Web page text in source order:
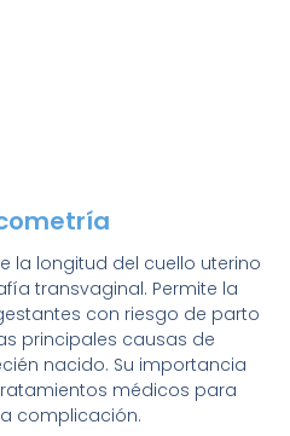
la longitud del cuello uterino
transvaginal. Permite la
con riesgo de parto
principales causas de
nacido. Su importancia
médicos para
complicación.